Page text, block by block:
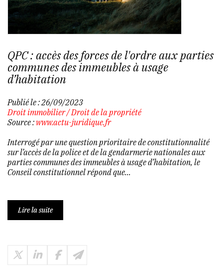
QPC : accès des forces de l'ordre aux parties
communes des immeubles à usage
d’habitation
Publié le :26/09/2023
Droit immobilier/Droit de la propriété
Source : www.actu-juridique.fr
Interrogé par une question prioritaire de constitutionnalité
sur l’accès de la police et de la gendarmerie nationales aux
parties communes des immeubles à usage d’habitation, le
Conseil constitutionnel répond que...
Lire la suite